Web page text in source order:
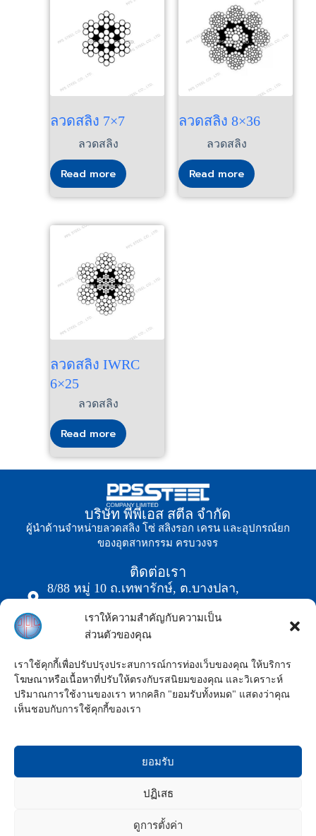
เราให้ความสำคัญกับความเป็น
ส่วนตัวของคุณ
เราใช้คุกกี้เพื่อปรับปรุงประสบการณ์การท่องเว็บของคุณ ให้บริการ
โฆษณาหรือเนื้อหาที่ปรับให้ตรงกับรสนิยมของคุณ และวิเคราะห์
ปริมาณการใช้งานของเรา หากคลิก "ยอมรับทั้งหมด" แสดงว่าคุณ
เห็นชอบกับการใช้คุกกี้ของเรา
ยอมรับ
ปฏิเสธ
ดูการตั้งค่า
ลวดสลิง 7×7
ลวดสลิง
Read more
ลวดสลิง 8×36
ลวดสลิง
Read more
ลวดสลิง IWRC
6×25
ลวดสลิง
Read more
บริษัท พีพีเอส สตีล จำกัด
ผู้นำด้านจำหน่ายลวดสลิง โซ่ สลิงรอก เครน และอุปกรณ์ยก
ของอุตสาหกรรม ครบวงจร
ติดต่อเรา
8/88 หมู่ 10 ถ.เทพารักษ์, ต.บางปลา,
อ.บางพลี,จ.สมุทรปราการ 10540
0-2752-5151 (Auto)
pps@ppssteel.com
แอดไลน์สอบถาม